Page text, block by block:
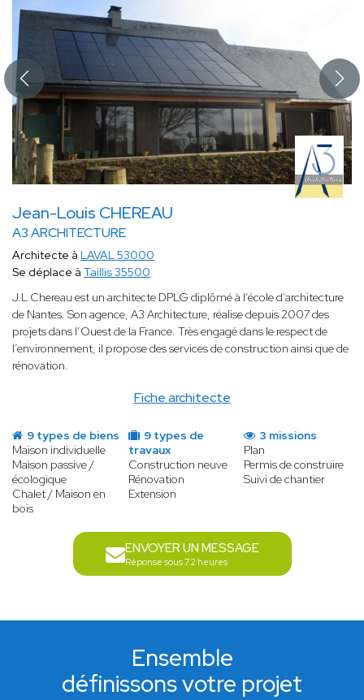
Jean-Louis CHEREAU
A3 ARCHITECTURE
Fiche architecte
Architecte à LAVAL 53000
Se déplace à Taillis 35500
J.L Chereau est un architecte DPLG diplômé à l’école d’architecture
de Nantes. Son agence, A3 Architecture, réalise depuis 2007 des
projets dans l’Ouest de la France. Très engagé dans le respect de
l’environnement, il propose des services de construction ainsi que de
rénovation.
9 types de biens
Maison individuelle
Maison passive /
écologique
Chalet / Maison en
bois
9 types de
travaux
Construction neuve
Rénovation
Extension
3 missions
Plan
Permis de construire
Suivi de chantier
ENVOYER UN MESSAGE
Réponse sous 72 heures
Ensemble
définissons votre projet